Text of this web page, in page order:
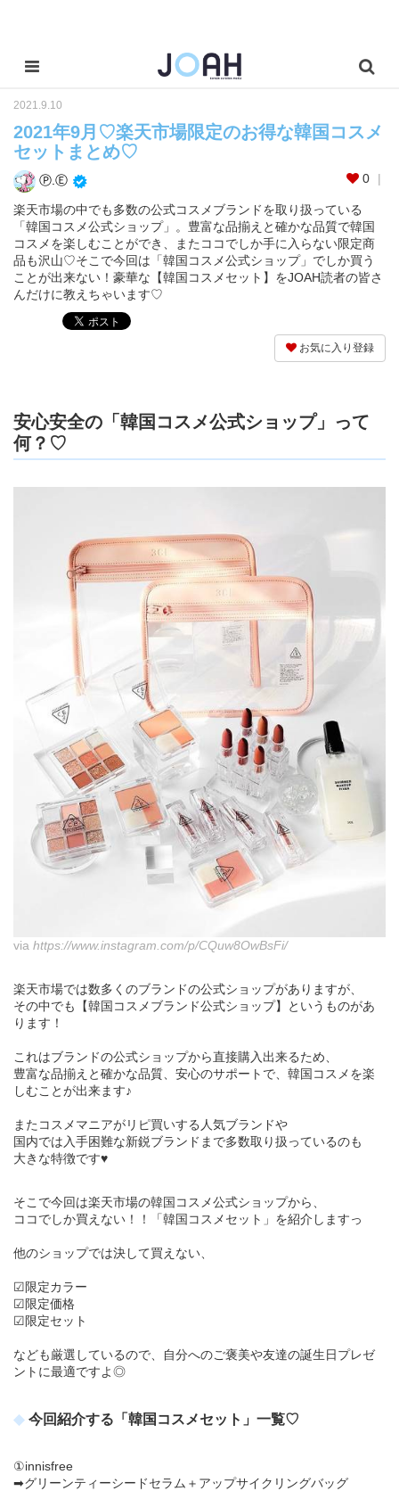
2021.9.10
2021年9月♡楽天市場限定のお得な韓国コスメ
セットまとめ♡
Ⓟ.Ⓔ 0
楽天市場の中でも多数の公式コスメブランドを取り扱っている
「韓国コスメ公式ショップ」。豊富な品揃えと確かな品質で韓国
コスメを楽しむことができ、またココでしか手に入らない限定商
品も沢山♡そこで今回は「韓国コスメ公式ショップ」でしか買う
ことが出来ない！豪華な【韓国コスメセット】をJOAH読者の皆さ
んだけに教えちゃいます♡
お気に入り登録
安心安全の「韓国コスメ公式ショップ」って
何？♡
via https://www.instagram.com/p/CQuw8OwBsFi/
楽天市場では数多くのブランドの公式ショップがありますが、
その中でも【韓国コスメブランド公式ショップ】というものがあ
ります！
これはブランドの公式ショップから直接購入出来るため、
豊富な品揃えと確かな品質、安心のサポートで、韓国コスメを楽
しむことが出来ます♪
またコスメマニアがリピ買いする人気ブランドや
国内では入手困難な新鋭ブランドまで多数取り扱っているのも
大きな特徴です♥
そこで今回は楽天市場の韓国コスメ公式ショップから、
ココでしか買えない！！「韓国コスメセット」を紹介しますっ
他のショップでは決して買えない、
☑限定カラー
☑限定価格
☑限定セット
なども厳選しているので、自分へのご褒美や友達の誕生日プレゼ
ントに最適ですよ◎
今回紹介する「韓国コスメセット」一覧♡
①innisfree
➡グリーンティーシードセラム＋アップサイクリングバッグ